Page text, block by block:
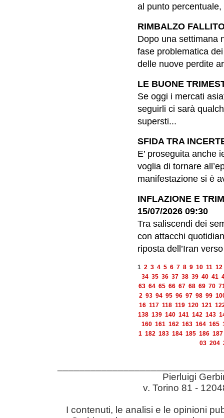
al punto
RIMBALZO
Dopo una settimana
fase problematica
delle nuove perdite
LE BUONE
Se oggi i mercati
seguirli ci sarà
supersti...
SFIDA TRA
E’ proseguita anche
voglia di tornare
manifestazione si è
INFLAZIONE E
15/07/2026 09:30
Tra saliscendi dei
con attacchi
riposta dell’Iran
1 2 3 4 5 6 7 8 9 10 11 12
34 35 36 37 38 39 40 41
63 64 65 66 67 68 69 70
2 93 94 95 96 97 98 99
16 117 118 119 120 121
138 139 140 141 142 143
160 161 162 163 164 165
1 182 183 184 185 186 187
03 204
Pierluigi
v. Torino 81 -
I contenuti, le analisi e le opinioni